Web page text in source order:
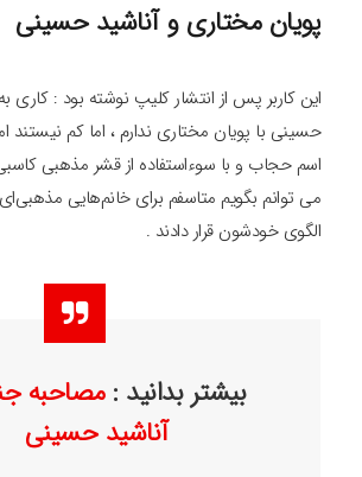
پویان مختاری و آناشید حسینی
این کاربر پس از انتشار کلیپ نوشته بود : کاری
حسینی با پویان مختاری ندارم ، اما کم نیستند
اسم حجاب و با سوءاستفاده از قشر مذهبی
می توانم بگویم متاسفم برای خانم‌هایی
الگوی خودشون قرار دادند .
بیشتر بدانید :مصاحبه
آناشید حسینی